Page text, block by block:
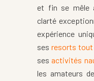
et fin se mêle
clarté
expérience
sesresorts tout
sesactivités
les amateurs de